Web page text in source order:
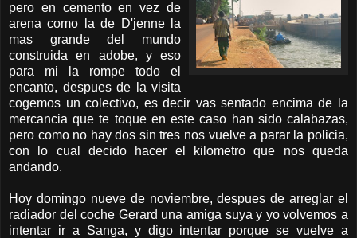
pero en cemento en vez de
arena como la de D'jenne la
mas grande del mundo
construida en adobe, y eso
para mi la rompe todo el
encanto, despues de la visita
cogemos un colectivo, es decir vas sentado encima de la
mercancia que te toque en este caso han sido calabazas,
pero como no hay dos sin tres nos vuelve a parar la policia,
con lo cual decido hacer el kilometro que nos queda
andando.
Hoy domingo nueve de noviembre, despues de arreglar el
radiador del coche Gerard una amiga suya y yo volvemos a
intentar ir a Sanga, y digo intentar porque se vuelve a